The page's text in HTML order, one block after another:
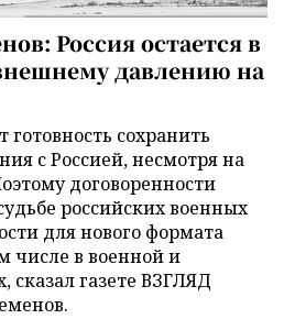
Россия остается в
давлению на
сохранить
с Россией, несмотря на
договоренности
российских военных
для нового формата
числе в военной и
сказал газете ВЗГЛЯД